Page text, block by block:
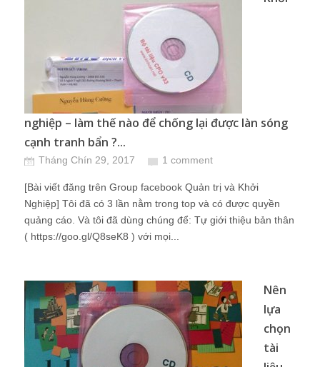
nghiệp – làm thế nào để chống lại được làn sóng
cạnh tranh bẩn ?...
Tháng Chín 29, 2017 1 comment
[Bài viết đăng trên Group facebook Quản trị và Khởi
Nghiệp] Tôi đã có 3 lần nằm trong top và có được quyền
quảng cáo. Và tôi đã dùng chúng để: Tự giới thiệu bản thân
( https://goo.gl/Q8seK8 ) với mọi...
Nên
lựa
chọn
tài